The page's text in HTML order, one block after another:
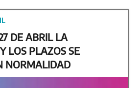
DE ABRIL LA
LOS PLAZOS SE
NORMALIDAD